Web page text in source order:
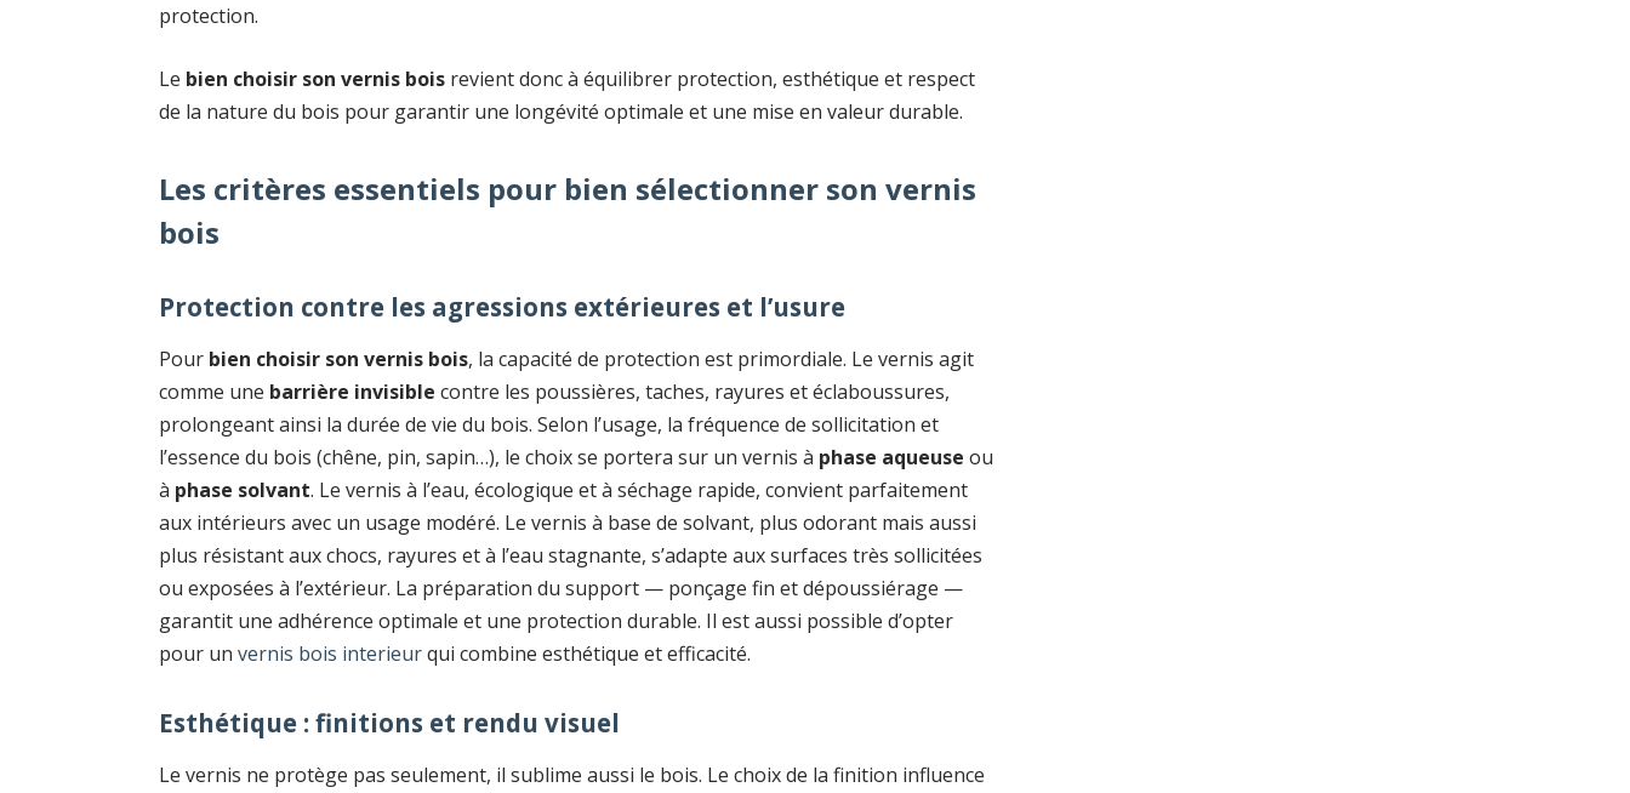
protection.
Le bien choisir son vernis bois revient donc à équilibrer protection, esthétique et respect
de la nature du bois pour garantir une longévité optimale et une mise en valeur durable.
Les critères essentiels pour bien sélectionner son vernis
bois
Protection contre les agressions extérieures et l’usure
Pour bien choisir son vernis bois, la capacité de protection est primordiale. Le vernis agit
comme une barrière invisible contre les poussières, taches, rayures et éclaboussures,
prolongeant ainsi la durée de vie du bois. Selon l’usage, la fréquence de sollicitation et
l’essence du bois (chêne, pin, sapin…), le choix se portera sur un vernis à phase aqueuse ou
à phase solvant. Le vernis à l’eau, écologique et à séchage rapide, convient parfaitement
aux intérieurs avec un usage modéré. Le vernis à base de solvant, plus odorant mais aussi
plus résistant aux chocs, rayures et à l’eau stagnante, s’adapte aux surfaces très sollicitées
ou exposées à l’extérieur. La préparation du support — ponçage fin et dépoussiérage —
garantit une adhérence optimale et une protection durable. Il est aussi possible d’opter
pour unvernis bois interieurqui combine esthétique et efficacité.
Esthétique : finitions et rendu visuel
Le vernis ne protège pas seulement, il sublime aussi le bois. Le choix de la finition influence